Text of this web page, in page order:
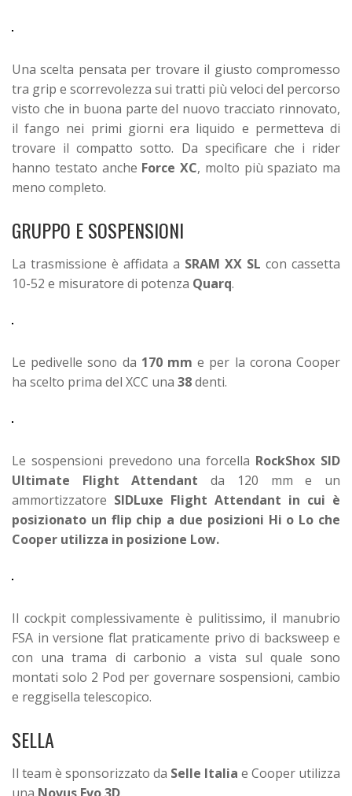
Una scelta pensata per trovare il giusto compromesso
tra grip e scorrevolezza sui tratti più veloci del percorso
visto che in buona parte del nuovo tracciato rinnovato,
il fango nei primi giorni era liquido e permetteva di
trovare il compatto sotto. Da specificare che i rider
hanno testato anche Force XC, molto più spaziato ma
meno completo.
GRUPPO E SOSPENSIONI
La trasmissione è affidata a SRAM XX SL con cassetta
10-52 e misuratore di potenza Quarq.
Le pedivelle sono da 170 mm e per la corona Cooper
ha scelto prima del XCC una 38denti.
Le sospensioni prevedono una forcella RockShox SID
Ultimate Flight Attendant da 120 mm e un
ammortizzatore SIDLuxe Flight Attendant in cui è
posizionato un flip chip a due posizioni Hi o Lo che
Cooper utilizza in posizione Low.
Il cockpit complessivamente è pulitissimo, il manubrio
FSA in versione flat praticamente privo di backsweep e
con una trama di carbonio a vista sul quale sono
montati solo 2 Pod per governare sospensioni, cambio
e reggisella telescopico.
SELLA
Il team è sponsorizzato da Selle Italia e Cooper utilizza